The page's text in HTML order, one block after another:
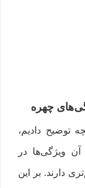
چهره
توضیح دادیم،
ویژگی‌ها در
دارند. بر این